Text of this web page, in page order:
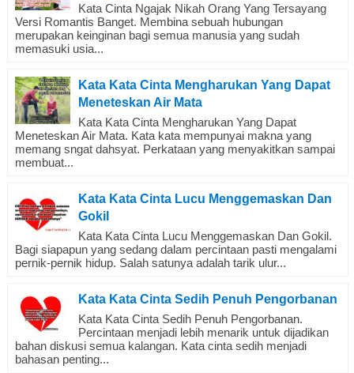
Kata Cinta Ngajak Nikah Orang Yang Tersayang
Versi Romantis Banget. Membina sebuah hubungan
merupakan keinginan bagi semua manusia yang sudah
memasuki usia...
Kata Kata Cinta Mengharukan Yang Dapat
Meneteskan Air Mata
Kata Kata Cinta Mengharukan Yang Dapat
Meneteskan Air Mata. Kata kata mempunyai makna yang
memang sngat dahsyat. Perkataan yang menyakitkan sampai
membuat...
Kata Kata Cinta Lucu Menggemaskan Dan
Gokil
Kata Kata Cinta Lucu Menggemaskan Dan Gokil.
Bagi siapapun yang sedang dalam percintaan pasti mengalami
pernik-pernik hidup. Salah satunya adalah tarik ulur...
Kata Kata Cinta Sedih Penuh Pengorbanan
Kata Kata Cinta Sedih Penuh Pengorbanan.
Percintaan menjadi lebih menarik untuk dijadikan
bahan diskusi semua kalangan. Kata cinta sedih menjadi
bahasan penting...